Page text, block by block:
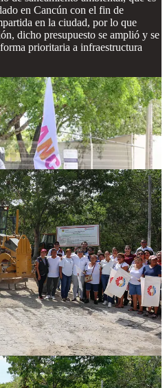
en Cancún con el fin de
en la ciudad, por lo que
dicho presupuesto se amplió y se
prioritaria a infraestructura
construyendo hasta la calle
lo estaremos haciendo en el
que ustedes nos solicitaron,
muy importante en las avenidas
manera los coches bajan la
a las personas”, indicó.